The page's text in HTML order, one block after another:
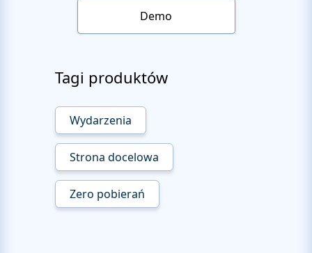
Demo
Tagi produktów
Wydarzenia
Strona docelowa
Zero pobierań